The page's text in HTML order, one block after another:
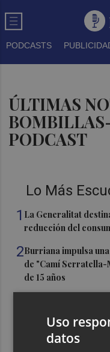
PODCASTS
ÚLTIMAS
PODCAST
Lo Más
1 La Generalitat
reducción del
2Burriana impulsa
de "Camí Serratella-
de 15 años
euros de Carrasco"
Uso
datos